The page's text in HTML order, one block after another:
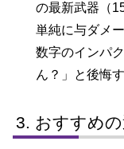
の最新武器（
単純に与ダメ
数字のインパ
ん？」と後悔
おすすめ